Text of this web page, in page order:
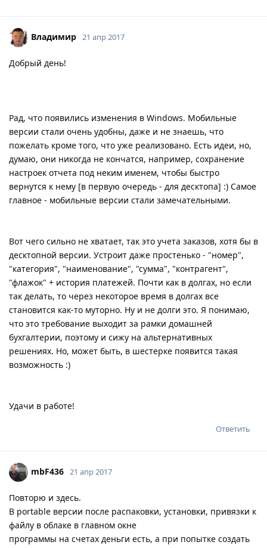
Владимир 21 апр 2017
Добрый день!
Рад, что появились изменения в Windows. Мобильные
версии стали очень удобны, даже и не знаешь, что
пожелать кроме того, что уже реализовано. Есть идеи, но,
думаю, они никогда не кончатся, например, сохранение
настроек отчета под неким именем, чтобы быстро
вернутся к нему [в первую очередь - для десктопа] :) Самое
главное - мобильные версии стали замечательными.
Вот чего сильно не хватает, так это учета заказов, хотя бы в
десктопной версии. Устроит даже простенько - "номер",
"категория", "наименование", "сумма", "контрагент",
"флажок" + история платежей. Почти как в долгах, но если
так делать, то через некоторое время в долгах все
становится как-то муторно. Ну и не долги это. Я понимаю,
что это требование выходит за рамки домашней
бухгалтерии, поэтому и сижу на альтернативных
решениях. Но, может быть, в шестерке появится такая
возможность :)
Удачи в работе!
Ответить
mbF436 21 апр 2017
Повторю и здесь.
В portable версии после распаковки, установки, привязки к
файлу в облаке в главном окне
программы на счетах деньги есть, а при попытке создать